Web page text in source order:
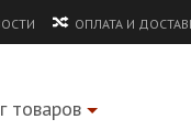
ОПЛАТА И
товаров